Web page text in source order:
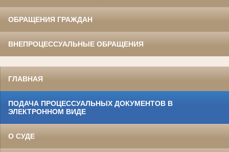
ОБРАЩЕНИЯ ГРАЖДАН
ВНЕПРОЦЕССУАЛЬНЫЕ ОБРАЩЕНИЯ
ГЛАВНАЯ
ПОДАЧА ПРОЦЕССУАЛЬНЫХ ДОКУМЕНТОВ В
ЭЛЕКТРОННОМ ВИДЕ
О СУДЕ